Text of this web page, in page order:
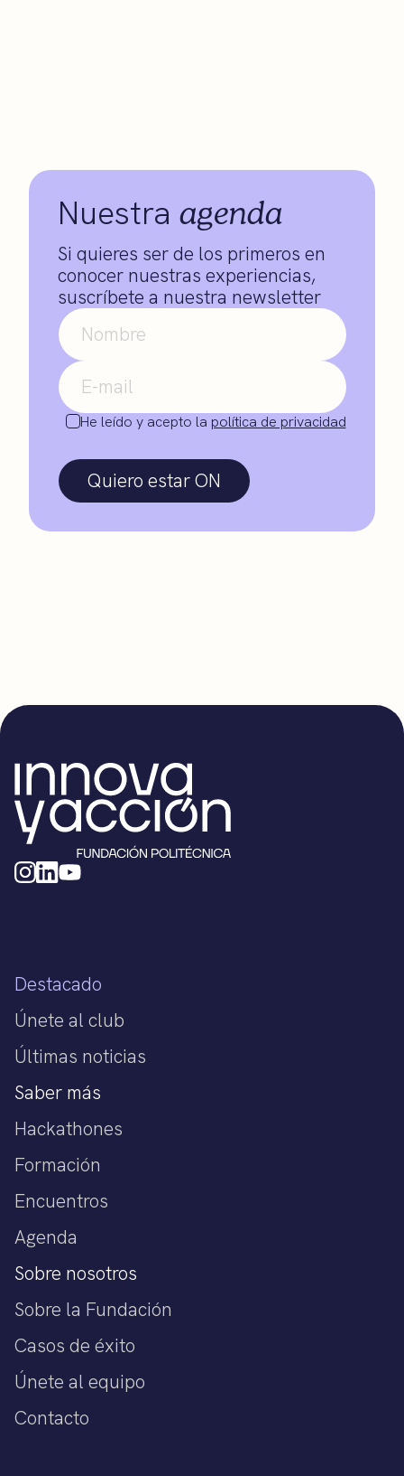
Nuestra agenda
Si quieres ser de los primeros en
conocer nuestras experiencias,
suscríbete a nuestra newsletter
He leído y acepto la política de privacidad
Quiero estar ON
Destacado
Únete al club
Últimas noticias
Saber más
Hackathones
Formación
Encuentros
Agenda
Sobre nosotros
Sobre la Fundación
Casos de éxito
Únete al equipo
Contacto